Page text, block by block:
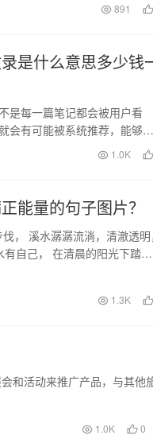
891
是什么意思多少钱
每一篇笔记都会被用户看
会有可能被系统推荐，能够被
1.0K
能量的句子图片？
溪水潺潺流淌，清澈透明
自己， 在清晨的阳光下踏出
1.3K
和活动来推广产品，与其他
1.0K 0